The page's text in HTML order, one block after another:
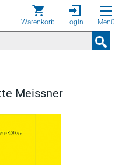
Warenkorb Login Menü
Meissner